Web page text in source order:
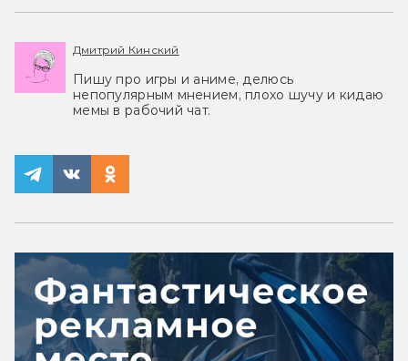
Дмитрий Кинский
Пишу про игры и аниме, делюсь
непопулярным мнением, плохо шучу и кидаю
мемы в рабочий чат.